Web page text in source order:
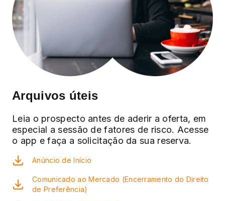
Arquivos úteis
Leia o prospecto antes de aderir a oferta, em
especial a sessão de fatores de risco. Acesse
o app e faça a solicitação da sua reserva.
Anúncio de Início
Comunicado ao Mercado (Encerramento do Direito
de Preferência)